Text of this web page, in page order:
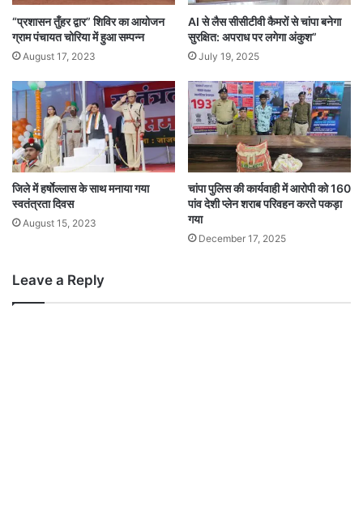
“प्रशासन तुँहर द्वार” शिविर का आयोजन
ग्राम पंचायत चोरिया में हुआ सम्पन्न
August 17, 2023
AI से लैस सीसीटीवी कैमरों से चांपा बनेगा
सुरक्षित: अपराध पर लगेगा अंकुश”
July 19, 2025
जिले में हर्षाेल्लास के साथ मनाया गया
स्वतंत्रता दिवस
August 15, 2023
चांपा पुलिस की कार्यवाही में आरोपी को 160
पांव देशी प्लेन शराब परिवहन करते पकड़ा
गया
December 17, 2025
Leave a Reply